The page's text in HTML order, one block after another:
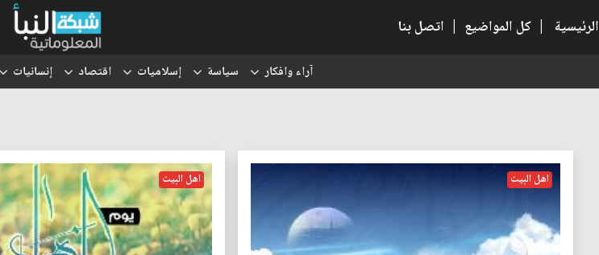
الرئيسية | كل المواضيع | اتصل بنا
آراء وافكار سياسة إسلاميات اقتصاد إنسانيات
اهل البيت اهل البيت